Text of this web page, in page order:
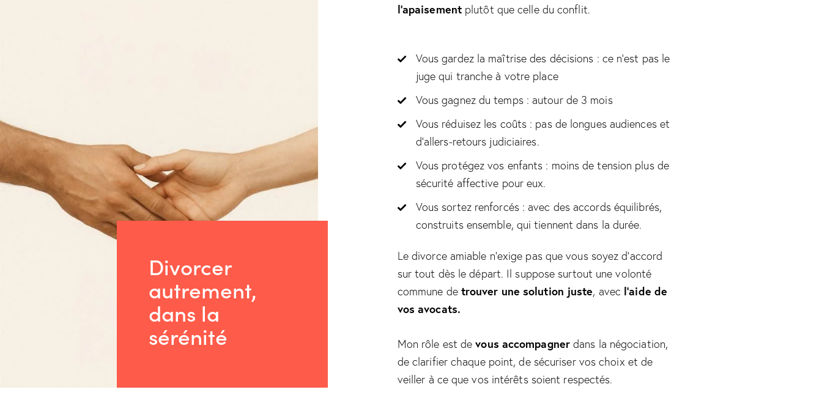
Divorcer
autrement,
dans la
sérénité
l’apaisementplutôt que celle du conflit.
Vous gardez la maîtrise des décisions : ce n’est pas le
juge qui tranche à votre place
Vous gagnez du temps : autour de 3 mois
Vous réduisez les coûts : pas de longues audiences et
d’allers-retours judiciaires.
Vous protégez vos enfants : moins de tension plus de
sécurité affective pour eux.
Vous sortez renforcés : avec des accords équilibrés,
construits ensemble, qui tiennent dans la durée.
Le divorce amiable n’exige pas que vous soyez d’accord
sur tout dès le départ. Il suppose surtout une volonté
commune de trouver une solution juste, avec l’aide de
vos avocats.
Mon rôle est devous accompagnerdans la négociation,
de clarifier chaque point, de sécuriser vos choix et de
veiller à ce que vos intérêts soient respectés.